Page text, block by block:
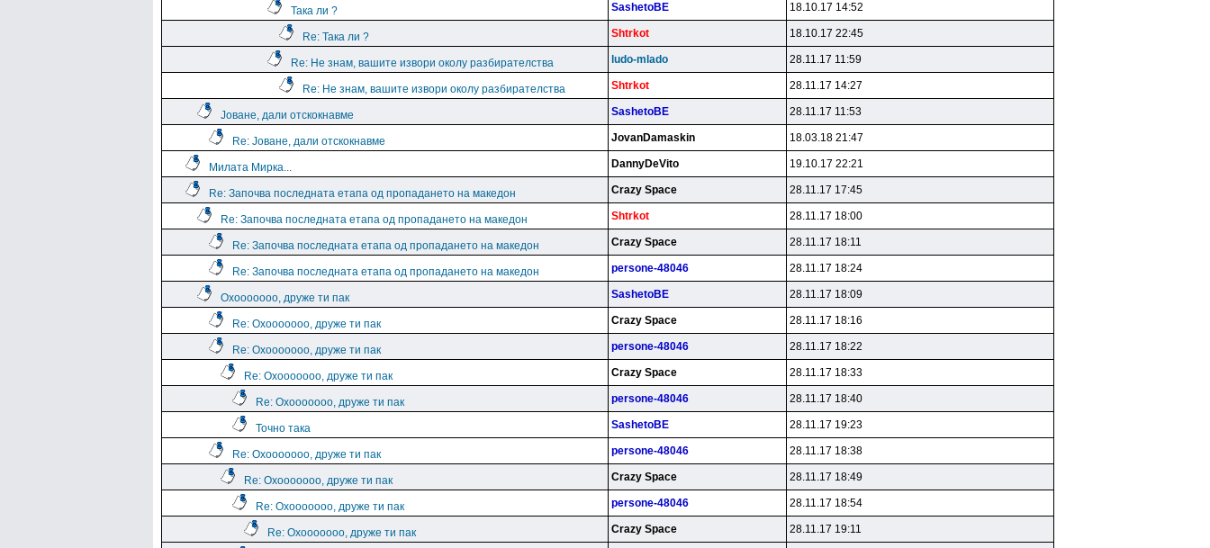
Така ли ? SashetoBE 18.10.17 14:52
Re: Така ли ? Shtrkot 18.10.17 22:45
Re: Не знам, вашите извори околу разбирателства ludo-mlado 28.11.17 11:59
Re: Не знам, вашите извори околу разбирателства Shtrkot 28.11.17 14:27
Јоване, дали отскокнавме SashetoBE 28.11.17 11:53
Re: Јоване, дали отскокнавме JovanDamaskin 18.03.18 21:47
Милата Мирка... DannyDeVito 19.10.17 22:21
Re: Започва последната етапа од пропадането на македон Crazy Space 28.11.17 17:45
Re: Започва последната етапа од пропадането на македон Shtrkot 28.11.17 18:00
Re: Започва последната етапа од пропадането на македон Crazy Space 28.11.17 18:11
Re: Започва последната етапа од пропадането на македон persone-48046 28.11.17 18:24
Охооооооо, друже ти пак SashetoBE 28.11.17 18:09
Re: Охооооооо, друже ти пак Crazy Space 28.11.17 18:16
Re: Охооооооо, друже ти пак persone-48046 28.11.17 18:22
Re: Охооооооо, друже ти пак Crazy Space 28.11.17 18:33
Re: Охооооооо, друже ти пак persone-48046 28.11.17 18:40
Точно така SashetoBE 28.11.17 19:23
Re: Охооооооо, друже ти пак persone-48046 28.11.17 18:38
Re: Охооооооо, друже ти пак Crazy Space 28.11.17 18:49
Re: Охооооооо, друже ти пак persone-48046 28.11.17 18:54
Re: Охооооооо, друже ти пак Crazy Space 28.11.17 19:11